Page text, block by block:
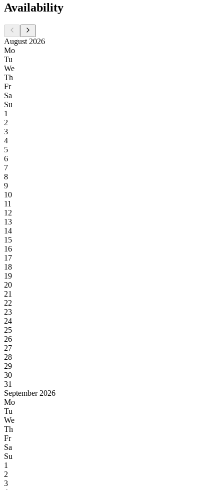
Availability
August 2026
Mo
Tu
We
Th
Fr
Sa
Su
1
2
3
4
5
6
7
8
9
10
11
12
13
14
15
16
17
18
19
20
21
22
23
24
25
26
27
28
29
30
31
September 2026
Mo
Tu
We
Th
Fr
Sa
Su
1
2
3